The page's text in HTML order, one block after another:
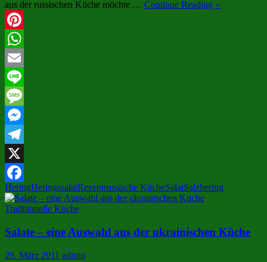
aus der russischen Küche möchte … Continue Reading ››
Pinterest
WhatsApp
Email
Line
Message
Messenger
Telegram
X
Facebook
HeringHeringssalatRezeptrussische KücheSalatSalzhering
Traditionelle Küche
Salate – eine Auswahl aus der ukrainischen Küche
29. März 2011 admin